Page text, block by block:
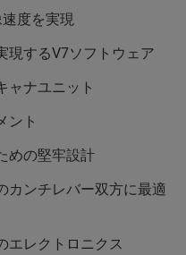
度を実現
現するV7ソフトウェア
ャナユニット
ント
めの堅牢設計
カンチレバー双方に最適
エレクトロニクス